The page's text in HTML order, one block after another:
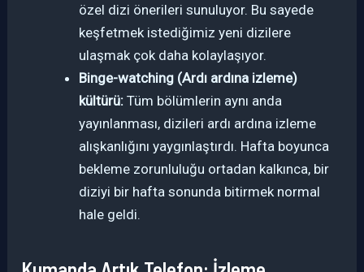
özel dizi önerileri sunuluyor. Bu sayede
keşfetmek istediğimiz yeni dizilere
ulaşmak çok daha kolaylaşıyor.
Binge-watching (Ardı ardına izleme)
kültürü: Tüm bölümlerin aynı anda
yayınlanması, dizileri ardı ardına izleme
alışkanlığını yaygınlaştırdı. Hafta boyunca
bekleme zorunluluğu ortadan kalkınca, bir
diziyi bir hafta sonunda bitirmek normal
hale geldi.